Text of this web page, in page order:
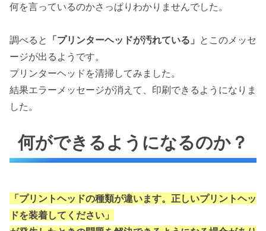
何を言っているのかさっぱりわかりませんでした。
調べると 「プリンターヘッドが汚れている」 とこのメッセ
ージが出るようです。
プリンターヘッドを清掃してみました。
結果エラーメッセージが消えて、印刷できるようになりま
した。
何ができるようになるのか？
「プリントヘッドの種類が違います。正しいプリントヘッ
ドを装着してください」